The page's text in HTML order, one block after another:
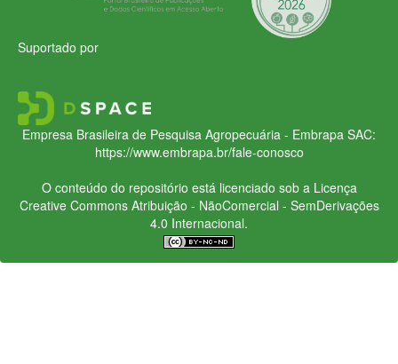
Suportado por
Empresa Brasileira de Pesquisa Agropecuária - Embrapa SAC:
https://www.embrapa.br/fale-conosco
O conteúdo do repositório está licenciado sob a Licença
Creative CommonsAtribuição - NãoComercial - SemDerivações
4.0 Internacional.